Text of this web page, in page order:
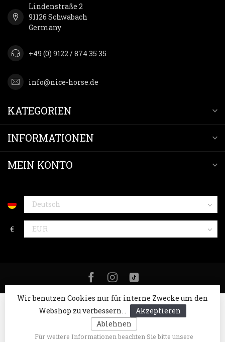
Lindenstraße 2
91126 Schwabach
Germany
+49 (0) 9122 / 874 35 35
info@nice-horse.de
KATEGORIEN
INFORMATIONEN
MEIN KONTO
€
© Copyright 2026 NICE Horse Fashion- Powered byLightspeed
Wir benutzen Cookies nur für interne Zwecke um den
Webshop zu verbessern. .
Akzeptieren
Ablehnen
Für weitere Informationen beachten Sie bitte unsere